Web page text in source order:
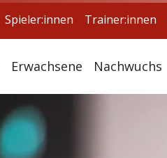
Spieler:innen Trainer:innen
Erwachsene Nachwuchs